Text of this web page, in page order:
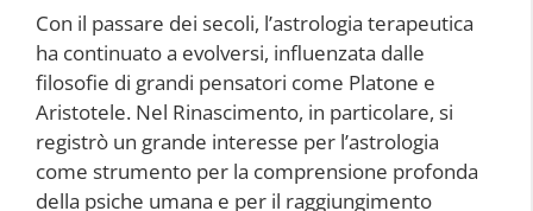
Con il passare dei secoli, l’astrologia terapeutica
ha continuato a evolversi, influenzata dalle
filosofie di grandi pensatori come Platone e
Aristotele. Nel Rinascimento, in particolare, si
registrò un grande interesse per l’astrologia
come strumento per la comprensione profonda
della psiche umana e per il raggiungimento